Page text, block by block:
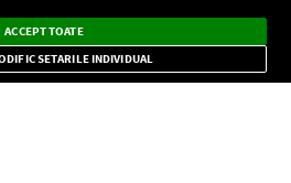
CONFIDENŢIALITATE
știri și alerte
×
ACCEPT TOATE
SETARILE INDIVIDUAL